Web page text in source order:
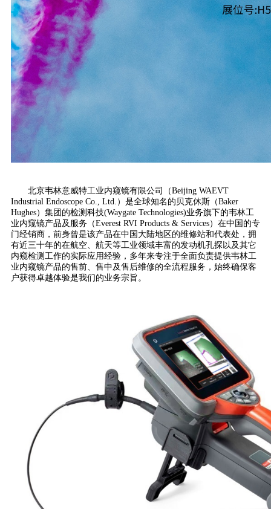
北京韦林意威特工业内窥镜有限公司（Beijing WAEVT
Industrial Endoscope Co., Ltd.）是全球知名的贝克休斯（Baker
Hughes）集团的检测科技(Waygate Technologies)业务旗下的韦林工
业内窥镜产品及服务（Everest RVI Products & Services）在中国的专
门经销商，前身曾是该产品在中国大陆地区的维修站和代表处，拥
有近三十年的在航空、航天等工业领域丰富的发动机孔探以及其它
内窥检测工作的实际应用经验，多年来专注于全面负责提供韦林工
业内窥镜产品的售前、售中及售后维修的全流程服务，始终确保客
户获得卓越体验是我们的业务宗旨。